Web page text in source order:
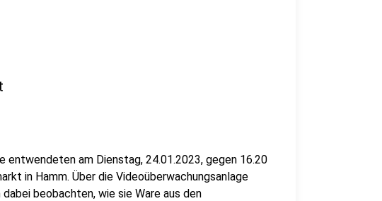
entwendeten am Dienstag, 24.01.2023, gegen 16.20
in Hamm. Über die Videoüberwachungsanlage
beobachten, wie sie Ware aus den